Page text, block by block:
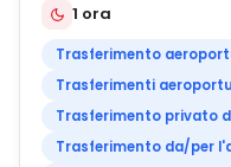
1 ora
Trasferimento
Trasferimenti
Trasferimento privato
Trasferimento da/per